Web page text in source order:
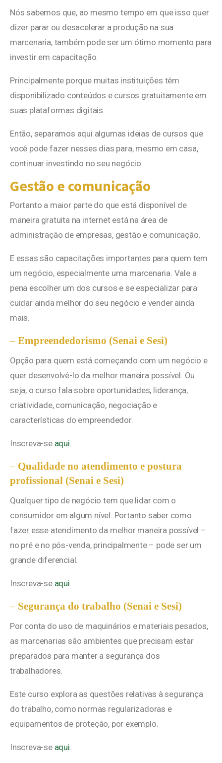
Nós sabemos que, ao mesmo tempo em que isso quer
dizer parar ou desacelerar a produção na sua
marcenaria, também pode ser um ótimo momento para
investir em capacitação.
Principalmente porque muitas instituições têm
disponibilizado conteúdos e cursos gratuitamente em
suas plataformas digitais.
Então, separamos aqui algumas ideias de cursos que
você pode fazer nesses dias para, mesmo em casa,
continuar investindo no seu negócio.
Gestão e comunicação
Portanto a maior parte do que está disponível de
maneira gratuita na internet está na área de
administração de empresas, gestão e comunicação.
E essas são capacitações importantes para quem tem
um negócio, especialmente uma marcenaria. Vale a
pena escolher um dos cursos e se especializar para
cuidar ainda melhor do seu negócio e vender ainda
mais.
– Empreendedorismo (Senai e Sesi)
Opção para quem está começando com um negócio e
quer desenvolvê-lo da melhor maneira possível. Ou
seja, o curso fala sobre oportunidades, liderança,
criatividade, comunicação, negociação e
características do empreendedor.
Inscreva-se aqui
– Qualidade no atendimento e postura
profissional (Senai e Sesi)
Qualquer tipo de negócio tem que lidar com o
consumidor em algum nível. Portanto saber como
fazer esse atendimento da melhor maneira possível –
no pré e no pós-venda, principalmente – pode ser um
grande diferencial.
Inscreva-se aqui
– Segurança do trabalho (Senai e Sesi)
Por conta do uso de maquinários e materiais pesados,
as marcenarias são ambientes que precisam estar
preparados para manter a segurança dos
trabalhadores.
Este curso explora as questões relativas à segurança
do trabalho, como normas regularizadoras e
equipamentos de proteção, por exemplo.
Inscreva-se aqui